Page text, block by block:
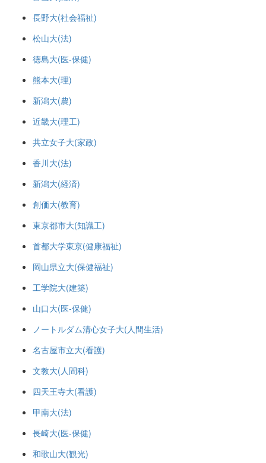
長野大(社会福祉)
松山大(法)
徳島大(医-保健)
熊本大(理)
新潟大(農)
近畿大(理工)
共立女子大(家政)
香川大(法)
新潟大(経済)
創価大(教育)
東京都市大(知識工)
首都大学東京(健康福祉)
岡山県立大(保健福祉)
工学院大(建築)
山口大(医-保健)
ノートルダム清心女子大(人間生活)
名古屋市立大(看護)
文教大(人間科)
四天王寺大(看護)
甲南大(法)
長崎大(医-保健)
和歌山大(観光)